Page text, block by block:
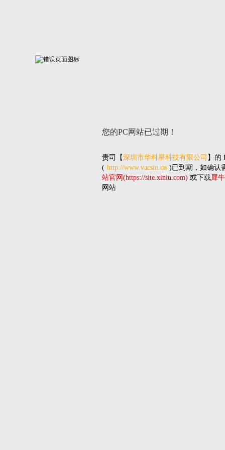
您的PC网站已过期！
贵司 【深圳市华科星科技有限公司 】的
( http://www.vacsin.cn )已到期，如确认
站官网(https://site.xiniu.com) 或下载犀
网站